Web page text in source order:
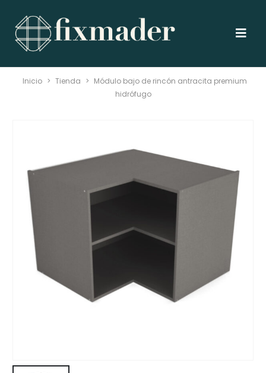
Inicio > Tienda > Módulo bajo de rincón antracita premium
hidrófugo